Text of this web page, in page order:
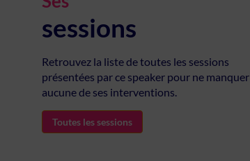
sessions
Retrouvez la liste de toutes les sessions
présentées par ce speaker pour ne manquer
aucune de ses interventions.
Toutes les sessions